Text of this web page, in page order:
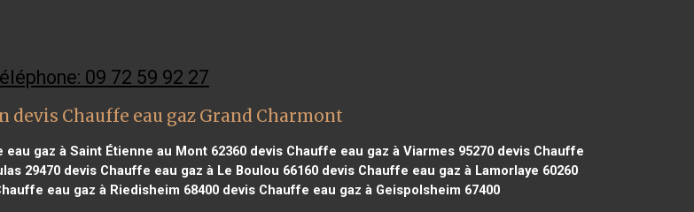
09 72 59 92 27
Chauffe eau gaz Grand Charmont
eau gaz à Saint Étienne au Mont 62360 devis Chauffe eau gaz à Viarmes 95270 devis Chauffe
29470 devis Chauffe eau gaz à Le Boulou 66160 devis Chauffe eau gaz à Lamorlaye 60260
eau gaz à Riedisheim 68400 devis Chauffe eau gaz à Geispolsheim 67400